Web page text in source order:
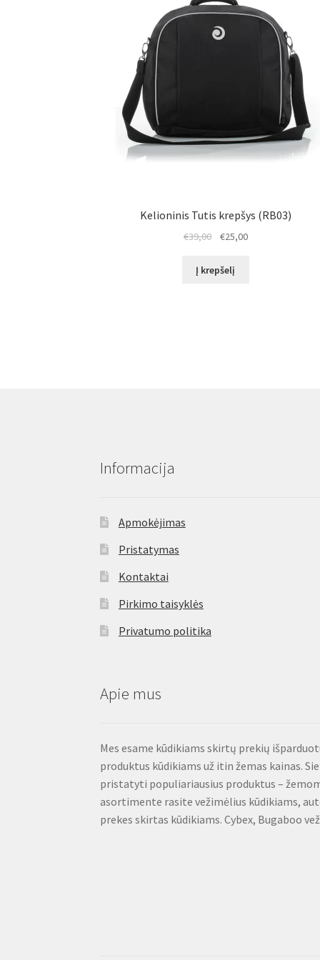
Kelioninis Tutis krepšys (RB03)
€39,00
Original
was:
€25,00Current
Į krepšelį
Informacija
Apmokėjimas
Pristatymas
Kontaktai
Pirkimo taisyklės
Privatumo politika
Apie mus
Mes esame kūdikiams skirtų prekių
produktus kūdikiams už itin žemas kainas.
pristatyti populiariausius produktus –
asortimente rasite vežimėlius kūdikiams,
prekes skirtas kūdikiams. Cybex, Bugaboo